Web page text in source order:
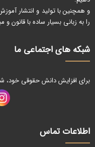
و همچنین با تولید و انتشار
را به زبانی بسیار ساده با قانون
شبکه های اجتماعی ما
برای افزایش دانش حقوقی خود،
اطلاعات تماس